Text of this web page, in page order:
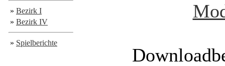
» Bezirk I
» Bezirk IV
» Spielberichte